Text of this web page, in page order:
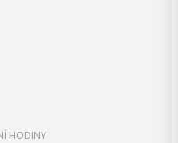
HODINY